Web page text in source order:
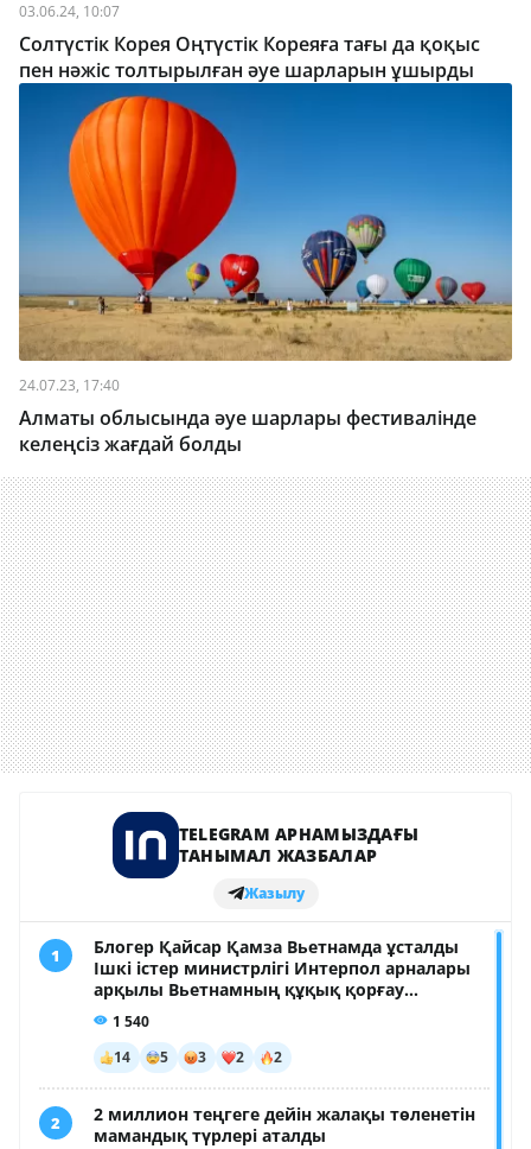
03.06.24, 10:07
Солтүстік Корея Оңтүстік Кореяға тағы да қоқыс
пен нәжіс толтырылған әуе шарларын ұшырды
24.07.23, 17:40
Алматы облысында әуе шарлары фестивалінде
келеңсіз жағдай болды